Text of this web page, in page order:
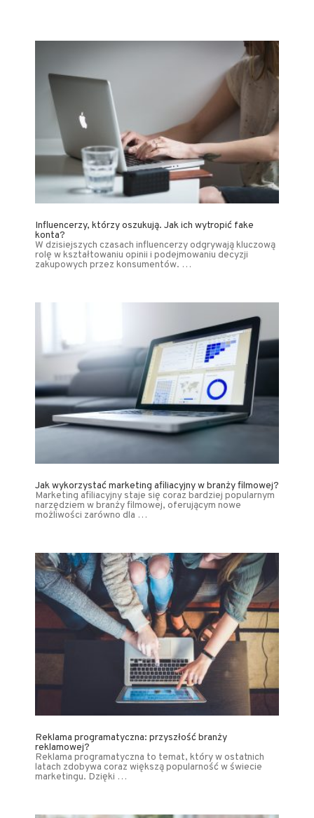
Influencerzy, którzy oszukują. Jak ich wytropić fake
konta?
W dzisiejszych czasach influencerzy odgrywają kluczową
rolę w kształtowaniu opinii i podejmowaniu decyzji
zakupowych przez konsumentów. …
Jak wykorzystać marketing afiliacyjny w branży filmowej?
Marketing afiliacyjny staje się coraz bardziej popularnym
narzędziem w branży filmowej, oferującym nowe
możliwości zarówno dla …
Reklama programatyczna: przyszłość branży
reklamowej?
Reklama programatyczna to temat, który w ostatnich
latach zdobywa coraz większą popularność w świecie
marketingu. Dzięki …